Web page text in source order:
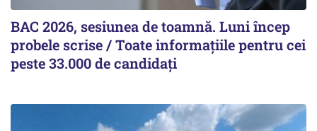
BAC 2026, sesiunea de toamnă. Luni încep
probele scrise / Toate informațiile pentru cei
peste 33.000 de candidați